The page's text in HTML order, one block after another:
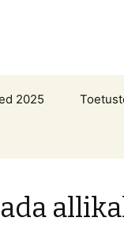
2025